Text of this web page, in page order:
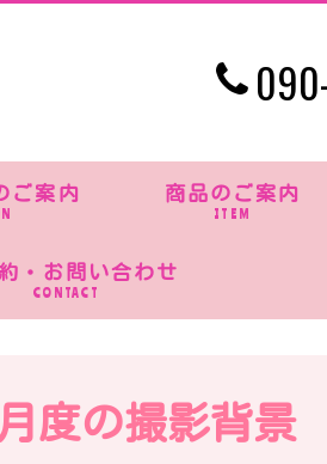
ご案内 商品のご案内
ITEM
・お問い合わせ
CONTACT
度の撮影背景